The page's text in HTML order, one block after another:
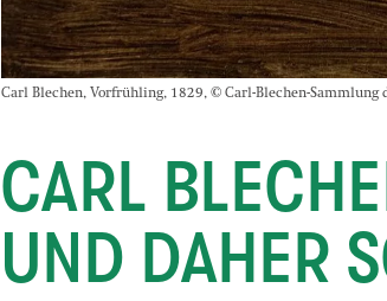
Carl Blechen, Vorfrühling, 1829, © Carl-Blechen-Sammlung
CARL
UND DAHER